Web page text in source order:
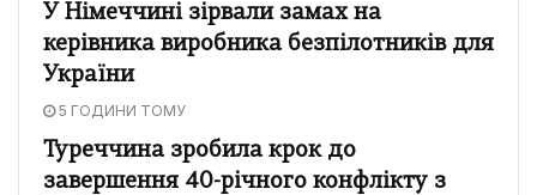
У Німеччині зірвали замах на
керівника виробника безпілотників для
України
5 ГОДИНИ ТОМУ
Туреччина зробила крок до
завершення 40-річного конфлікту з